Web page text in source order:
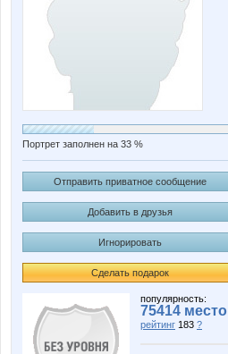
Портрет заполнен на 33 %
Отправить приватное сообщение
Добавить в друзья
Игнорировать
Сделать подарок
популярность:
75414 место
рейтинг 183 ?